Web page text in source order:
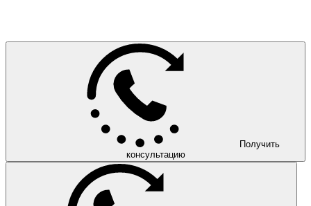
Получить
консультацию